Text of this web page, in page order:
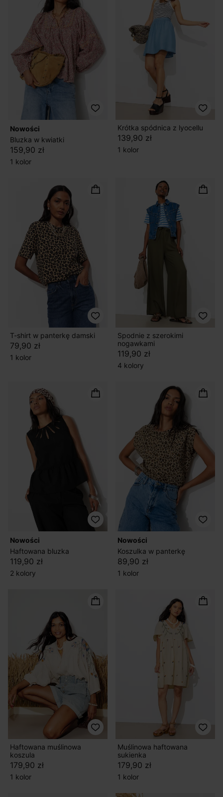
nowości
Bluzka w kwiatki
159,90 zł
1 kolor
Krótka spódnica z lyocellu
139,90 zł
1 kolor
T-shirt w panterkę damski
79,90 zł
1 kolor
Spodnie z szerokimi
nogawkami
119,90 zł
4 kolory
nowości
Haftowana bluzka
119,90 zł
2 kolory
nowości
Koszulka w panterkę
89,90 zł
1 kolor
Haftowana muślinowa
koszula
179,90 zł
1 kolor
Muślinowa haftowana
sukienka
179,90 zł
1 kolor